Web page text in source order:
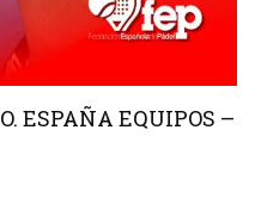
ESPAÑA EQUIPOS –